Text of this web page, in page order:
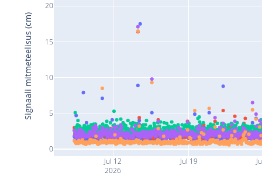
Jul 12
2026
Jul 19
0
5
10
15
20
Signaali mitmeteelisus (cm)